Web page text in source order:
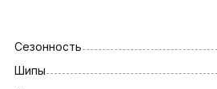
Сезонность
Шипы